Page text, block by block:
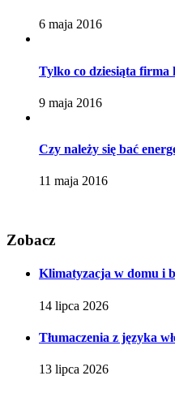
6 maja 2016
Tylko co dziesiąta
9 maja 2016
Czy należy się bać
11 maja 2016
Zobacz
Klimatyzacja w domu i
14 lipca 2026
Tłumaczenia z języka
13 lipca 2026